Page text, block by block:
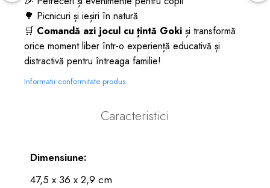
🌳 Picnicuri și ieșiri în natură
🛒 Comandă azi jocul cu țintă Goki și transformă
orice moment liber într-o experiență educativă și
distractivă pentru întreaga familie!
Informatii conformitate produs
Caracteristici
Dimensiune:
47,5 x 36 x 2,9 cm